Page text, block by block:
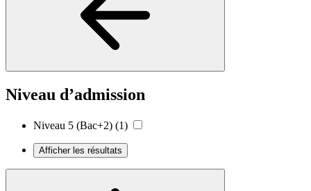
Niveau d’admission
Niveau 5 (Bac+2) (1)
Afficher les résultats